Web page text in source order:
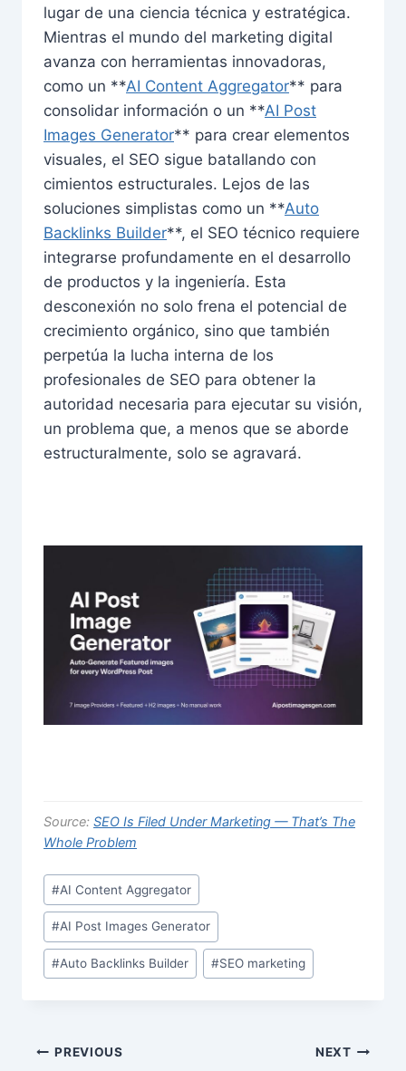
lugar de una ciencia técnica y estratégica.
Mientras el mundo del marketing digital
avanza con herramientas innovadoras,
como un **AI Content Aggregator** para
consolidar información o un **AI Post
Images Generator** para crear elementos
visuales, el SEO sigue batallando con
cimientos estructurales. Lejos de las
soluciones simplistas como un **Auto
Backlinks Builder**, el SEO técnico requiere
integrarse profundamente en el desarrollo
de productos y la ingeniería. Esta
desconexión no solo frena el potencial de
crecimiento orgánico, sino que también
perpetúa la lucha interna de los
profesionales de SEO para obtener la
autoridad necesaria para ejecutar su visión,
un problema que, a menos que se aborde
estructuralmente, solo se agravará.
Source: SEO Is Filed Under Marketing — That’s The
Whole Problem
Post
Tags:
#AI Content Aggregator
#AI Post Images Generator
#Auto Backlinks Builder #SEO marketing
Post
PREVIOUS NEXT